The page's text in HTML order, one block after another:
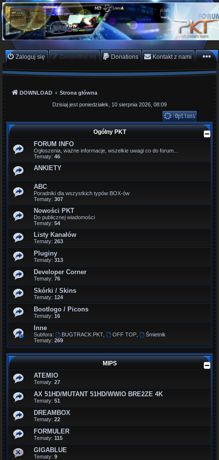
PKTeam - Polish Koders
Team
Hyperion, Enigma, E2, PKT, listy kanałów, oscam
Zaloguj się Zarejestruj się Donations Kontakt z nami
DOWNLOAD
Strona główna
Dzisiaj jest poniedziałek, 10 sierpnia 2026, 08:09
Ogólny PKT
FORUM INFO
Ogłoszenia, ważne informacje, wszelkie uwagi co do forum...
Tematy: 46
ANKIETY
ABC
Poradniki dla wszystkich typów BOX-ów
Tematy: 307
Nowości PKT
Do publicznej wiadomości
Tematy: 54
Listy Kanałów
Tematy: 263
Pluginy
Tematy: 313
Developer Corner
Tematy: 76
Skórki / Skins
Tematy: 124
Bootlogo / Picons
Tematy: 16
Inne
Subfora: BUGTRACK PKT, OFF TOP,
Śmietnik
Tematy: 269
MIPS
ATEMIO
Tematy: 27
AX 51HD/MUTANT 51HD/WWIO BRE2ZE 4K
Tematy: 51
DREAMBOX
Tematy: 22
FORMULER
Tematy: 115
GIGABLUE
Tematy: 9